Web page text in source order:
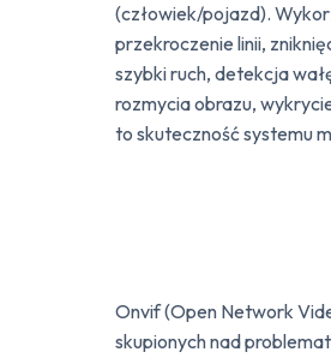
(człowiek/pojazd).
przekroczenie linii,
szybki ruch, detekcja
rozmycia obrazu,
to skuteczność systemu
Onvif (Open Network
skupionych nad